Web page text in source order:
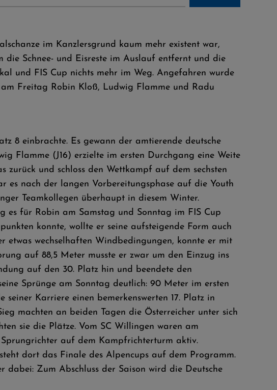
im Kanzlersgrund kaum mehr existent war,
Schnee- und Eisreste im Auslauf entfernt und die
und FIS Cup nichts mehr im Weg. Angefahren wurde
Freitag Robin Kloß, Ludwig Flamme und Radu
8 einbrachte. Es gewann der amtierende deutsche
Flamme (J16) erzielte im ersten Durchgang eine Weite
zurück und schloss den Wettkampf auf dem sechsten
es nach der langen Vorbereitungsphase auf die Youth
Teamkollegen überhaupt in diesem Winter.
es für Robin am Samstag und Sonntag im FIS Cup
konnte, wollte er seine aufsteigende Form auch
etwas wechselhaften Windbedingungen, konnte er mit
auf 88,5 Meter musste er zwar um den Einzug ins
auf den 30. Platz hin und beendete den
Sprünge am Sonntag deutlich: 90 Meter im ersten
Karriere einen bemerkenswerten 17. Platz in
machten an beiden Tagen die Österreicher unter sich
sie die Plätze. Vom SC Willingen waren am
auf dem Kampfrichterturm aktiv.
dort das Finale des Alpencups auf dem Programm.
Zum Abschluss der Saison wird die Deutsche